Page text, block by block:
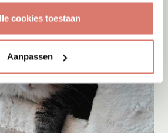
cookies toestaan
Aanpassen